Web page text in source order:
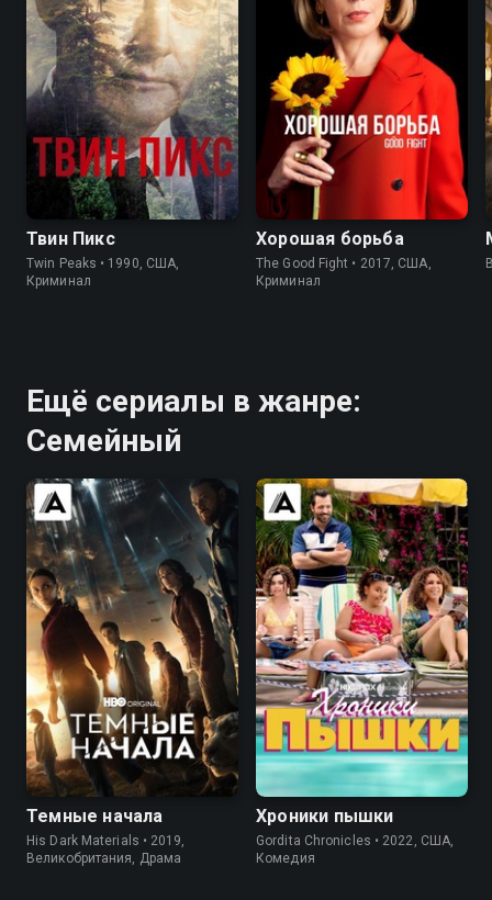
8.4 8.7
Твин Пикс
Twin Peaks • 1990, США,
Криминал
7.9 8.3
Хорошая борьба
The Good Fight • 2017, США,
Криминал
Ещё сериалы в жанре:
Семейный
7.8 7.7
Темные начала
His Dark Materials • 2019,
Великобритания, Драма
7.9 7.5
Хроники пышки
Gordita Chronicles • 2022, США,
Комедия